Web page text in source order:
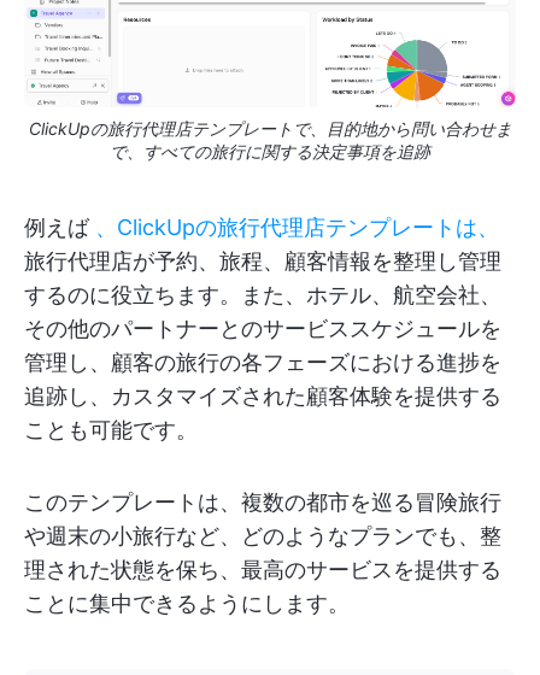
ClickUpの旅行代理店テンプレートで、目的地から問い合わせま
で、すべての旅行に関する決定事項を追跡
例えば、ClickUpの旅行代理店テンプレートは、
旅行代理店が予約、旅程、顧客情報を整理し管理
するのに役立ちます。また、ホテル、航空会社、
その他のパートナーとのサービススケジュールを
管理し、顧客の旅行の各フェーズにおける進捗を
追跡し、カスタマイズされた顧客体験を提供する
ことも可能です。
このテンプレートは、複数の都市を巡る冒険旅行
や週末の小旅行など、どのようなプランでも、整
理された状態を保ち、最高のサービスを提供する
ことに集中できるようにします。